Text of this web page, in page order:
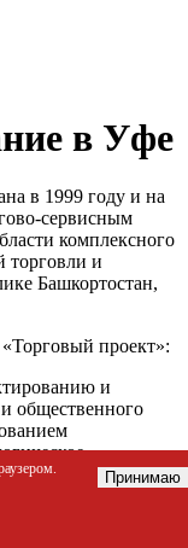
в Уфе
в 1999 году и на
сервисным
комплексного
торговли и
Башкортостан,
проект»:
и
общественного
и т.д.);
и внедрения
Принимаю